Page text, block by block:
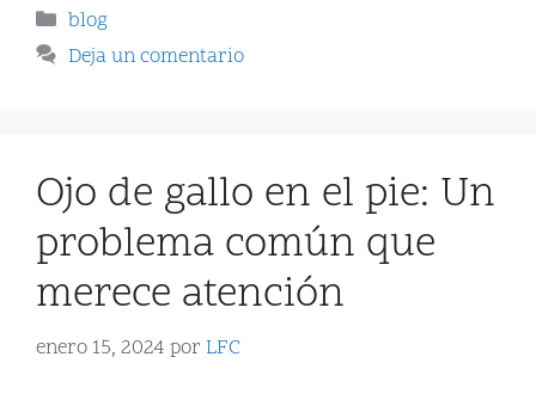
blog
Deja un comentario
Ojo de gallo en el pie: Un
problema común que
merece atención
enero 15, 2024 por LFC